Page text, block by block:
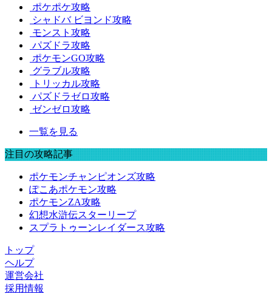
ポケポケ攻略
シャドバ ビヨンド攻略
モンスト攻略
パズドラ攻略
ポケモンGO攻略
グラブル攻略
トリッカル攻略
パズドラゼロ攻略
ゼンゼロ攻略
一覧を見る
注目の攻略記事
ポケモンチャンピオンズ攻略
ぽこあポケモン攻略
ポケモンZA攻略
幻想水滸伝スターリープ
スプラトゥーンレイダース攻略
トップ
ヘルプ
運営会社
採用情報